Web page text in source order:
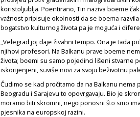
koristoljublja. Poentirano, Tin naziva boeme
važnost pripisuje okolnosti da se boema
bogatstvo kulturnog života pa je moguća i
„Velegrad joj daje živahni tempo. Ona je tada
njihovi profesori. Na Balkanu prave boeme
života; boemi su samo pojedinci lišeni stvarne
iskorijenjeni, suviše novi za svoju beživotnu
Čudimo se kad pročitamo da na Balkanu nema
Beogradu i Sarajevu to opovrgavaju. Bio je
moramo biti skromni, nego ponosni što smo
pjesnika na europskoj razini.